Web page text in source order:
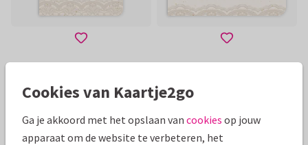
Mooie extra's bij je kaart
Cookies van Kaartje2go
Ga je akkoord met het opslaan van cookies op jouw
apparaat om de website te verbeteren, het